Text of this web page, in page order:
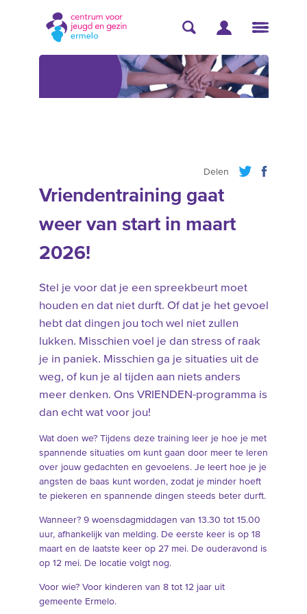
Delen
Vriendentraining gaat
weer van start in maart
2026!
Stel je voor dat je een spreekbeurt moet
houden en dat niet durft. Of dat je het gevoel
hebt dat dingen jou toch wel niet zullen
lukken. Misschien voel je dan stress of raak
je in paniek. Misschien ga je situaties uit de
weg, of kun je al tijden aan niets anders
meer denken. Ons VRIENDEN-programma is
dan echt wat voor jou!
Wat doen we? Tijdens deze training leer je hoe je met
spannende situaties om kunt gaan door meer te leren
over jouw gedachten en gevoelens. Je leert hoe je je
angsten de baas kunt worden, zodat je minder hoeft
te piekeren en spannende dingen steeds beter durft.
Wanneer? 9 woensdagmiddagen van 13.30 tot 15.00
uur, afhankelijk van melding. De eerste keer is op 18
maart en de laatste keer op 27 mei. De ouderavond is
op 12 mei. De locatie volgt nog.
Voor wie? Voor kinderen van 8 tot 12 jaar uit
gemeente Ermelo.